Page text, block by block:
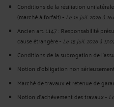
Conditions de la résiliation
(marché à forfait)- Le 16 juil. 2026 à
Ancien art. 1147 : Responsabilité
cause étrangère- Le 15 juil. 2026 à
Conditions de la subrogation de
Notion d'obligation non
Marché de travaux et retenue de
Notion d'achèvement des travaux-